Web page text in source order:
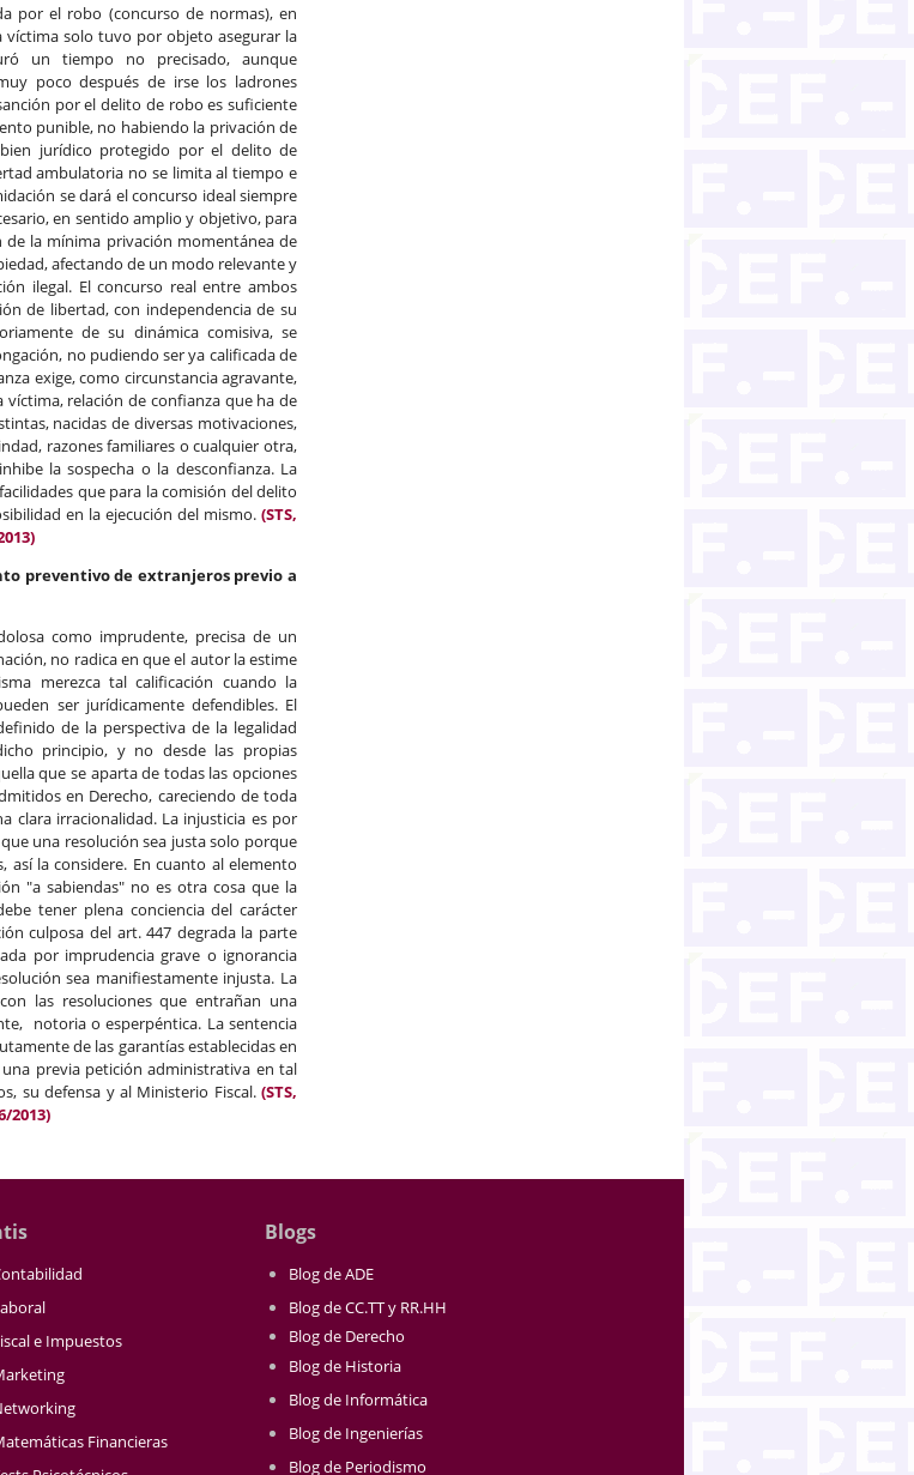
por el robo (concurso de normas), en
víctima solo tuvo por objeto asegurar la
un tiempo no precisado, aunque
poco después de irse los ladrones
por el delito de robo es suficiente
punible, no habiendo la privación de
jurídico protegido por el delito de
ambulatoria no se limita al tiempo e
se dará el concurso ideal siempre
en sentido amplio y objetivo, para
la mínima privación momentánea de
afectando de un modo relevante y
ilegal. El concurso real entre ambos
de libertad, con independencia de su
de su dinámica comisiva, se
no pudiendo ser ya calificada de
exige, como circunstancia agravante,
relación de confianza que ha de
nacidas de diversas motivaciones,
razones familiares o cualquier otra,
la sospecha o la desconfianza. La
que para la comisión del delito
en la ejecución del mismo. (STS,
preventivo de extranjeros previo a
como imprudente, precisa de un
no radica en que el autor la estime
merezca tal calificación cuando la
ser jurídicamente defendibles. El
de la perspectiva de la legalidad
principio, y no desde las propias
que se aparta de todas las opciones
en Derecho, careciendo de toda
clara irracionalidad. La injusticia es por
una resolución sea justa solo porque
así la considere. En cuanto al elemento
"a sabiendas" no es otra cosa que la
tener plena conciencia del carácter
culposa del art. 447 degrada la parte
por imprudencia grave o ignorancia
sea manifiestamente injusta. La
las resoluciones que entrañan una
notoria o esperpéntica. La sentencia
de las garantías establecidas en
previa petición administrativa en tal
su defensa y al Ministerio Fiscal. (STS,
2013)
e Impuestos
Financieras
Blogs
Blog de ADE
Blog de CC.TT y RR.HH
Blog de Derecho
Blog de Historia
Blog de Informática
Blog de Ingenierías
Blog de Periodismo